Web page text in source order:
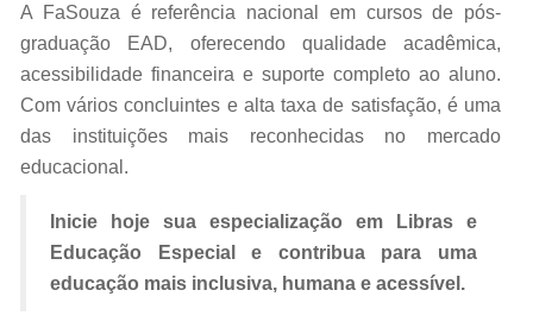
A FaSouza é referência nacional em cursos de pós-
graduação EAD, oferecendo qualidade acadêmica,
acessibilidade financeira e suporte completo ao aluno.
Com vários concluintes e alta taxa de satisfação, é uma
das instituições mais reconhecidas no mercado
educacional.
Inicie hoje sua especialização em Libras e
Educação Especial e contribua para uma
educação mais inclusiva, humana e acessível.